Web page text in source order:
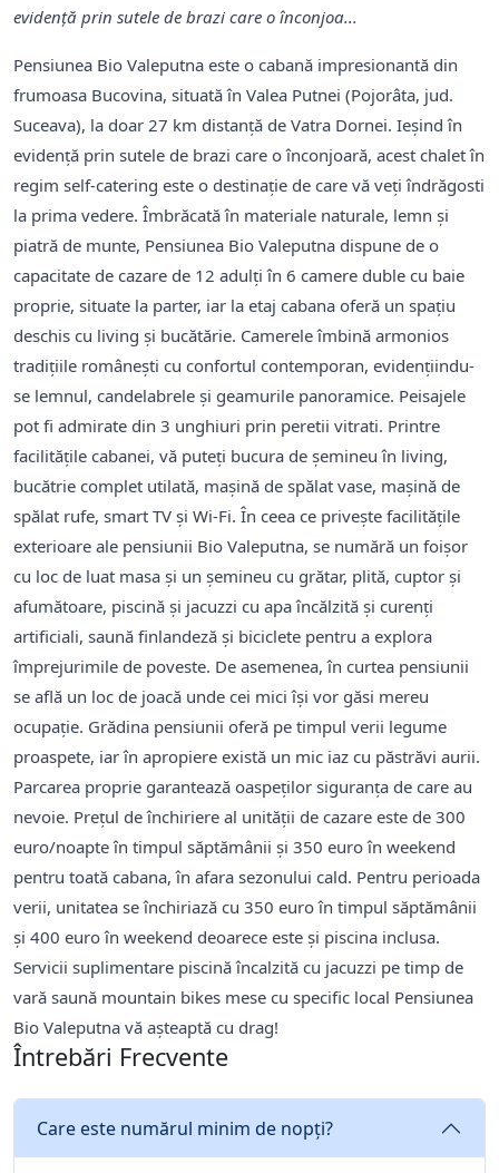
evidență prin sutele de brazi care o înconjoa...
Pensiunea Bio Valeputna este o cabană impresionantă din
frumoasa Bucovina, situată în Valea Putnei (Pojorâta, jud.
Suceava), la doar 27 km distanță de Vatra Dornei. Ieșind în
evidență prin sutele de brazi care o înconjoară, acest chalet în
regim self-catering este o destinație de care vă veți îndrăgosti
la prima vedere. Îmbrăcată în materiale naturale, lemn și
piatră de munte, Pensiunea Bio Valeputna dispune de o
capacitate de cazare de 12 adulți în 6 camere duble cu baie
proprie, situate la parter, iar la etaj cabana oferă un spațiu
deschis cu living și bucătărie. Camerele îmbină armonios
tradițiile românești cu confortul contemporan, evidențiindu-
se lemnul, candelabrele și geamurile panoramice. Peisajele
pot fi admirate din 3 unghiuri prin peretii vitrati. Printre
facilitățile cabanei, vă puteți bucura de șemineu în living,
bucătrie complet utilată, mașină de spălat vase, mașină de
spălat rufe, smart TV și Wi-Fi. În ceea ce privește facilitățile
exterioare ale pensiunii Bio Valeputna, se numără un foișor
cu loc de luat masa și un șemineu cu grătar, plită, cuptor și
afumătoare, piscină şi jacuzzi cu apa încălzită şi curenţi
artificiali, saună finlandeză şi biciclete pentru a explora
împrejurimile de poveste. De asemenea, în curtea pensiunii
se află un loc de joacă unde cei mici își vor găsi mereu
ocupație. Grădina pensiunii oferă pe timpul verii legume
proaspete, iar în apropiere există un mic iaz cu păstrăvi aurii.
Parcarea proprie garantează oaspeților siguranța de care au
nevoie. Prețul de închiriere al unității de cazare este de 300
euro/noapte în timpul săptămânii și 350 euro în weekend
pentru toată cabana, în afara sezonului cald. Pentru perioada
verii, unitatea se închiriază cu 350 euro în timpul săptămânii
și 400 euro în weekend deoarece este și piscina inclusa.
Servicii suplimentare piscină încalzită cu jacuzzi pe timp de
vară saună mountain bikes mese cu specific local Pensiunea
Bio Valeputna vă așteaptă cu drag!
Întrebări Frecvente
Care este numărul minim de nopți?